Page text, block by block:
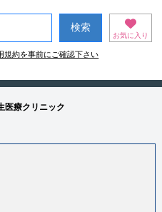
お気に入り
規約を事前にご確認下さい
医療クリニック